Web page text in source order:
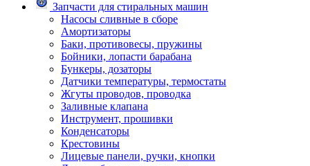
Запчасти для стиральных машин
Насосы сливные в сборе
Амортизаторы
Баки, противовесы, пружины
Бойники, лопасти барабана
Бункеры, дозаторы
Датчики температуры, термостаты
Жгуты проводов, проводка
Заливные клапана
Инструмент, прошивки
Конденсаторы
Крестовины
Лицевые панели, ручки, кнопки